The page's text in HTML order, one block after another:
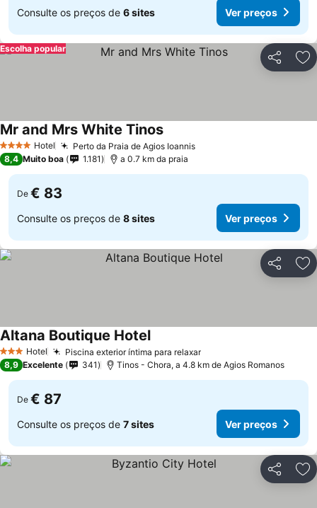
Consulte os preços de 6 sites Ver preços
Partilhar
Escolha popular
4 EstrelasHotel Perto da Praia de Agios Ioannis
Mr and Mrs White Tinos
8,4 Muito boa 1.181 a 0.7 km da praia
De € 83
Consulte os preços de 8 sites Ver preços
Partilhar
3 EstrelasHotel Piscina exterior íntima para relaxar
Altana Boutique Hotel
8,9 Excelente 341 Tinos - Chora, a 4.8 km de Agios Romanos
De € 87
Consulte os preços de 7 sites Ver preços
Partilhar